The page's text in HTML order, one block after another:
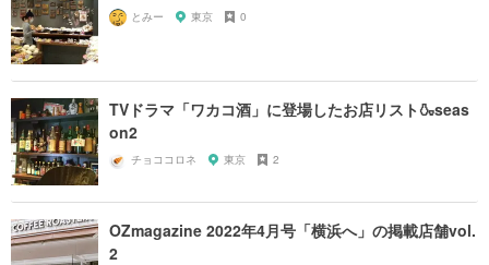
とみー 東京 0
TVドラマ「ワカコ酒」に登場したお店リスト🍶seas
on2
チョココロネ 東京 2
OZmagazine 2022年4月号「横浜へ」の掲載店舗vol.
2